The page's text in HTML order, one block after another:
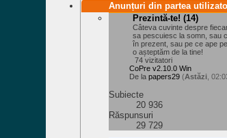
Anunțuri din partea
Prezintă-te! (14)
Câteva cuvinte despre
sa pescuiesc la somn, sau
în prezent, sau pe ce ape
o așteptăm de la tine!
74 vizitatori
CoPre v2.10.0 Win
De lapapers29 (Astăzi ,
Subiecte
20 936
Răspunsuri
29 729